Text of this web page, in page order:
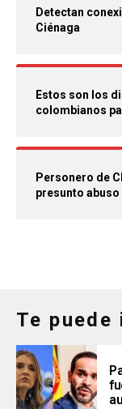
Detectan
Ciénaga
Estos son los
colombianos
Personero de
presunto abuso
Te puede